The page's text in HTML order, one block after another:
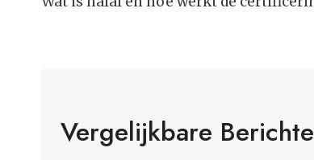
Navigatie
Vergelijkbare